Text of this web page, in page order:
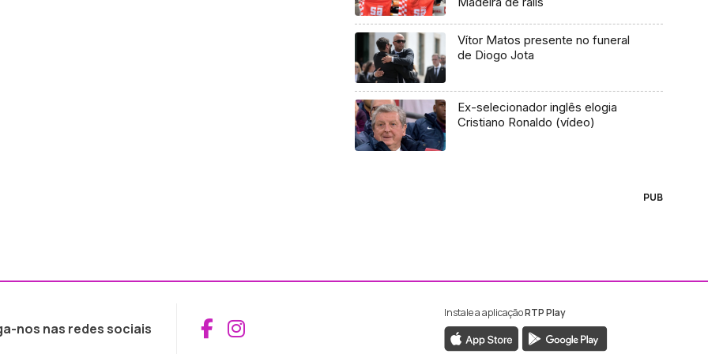
Vítor Matos presente no funeral
de Diogo Jota
Ex-selecionador inglês elogia
Cristiano Ronaldo (vídeo)
PUB
nos nas redes sociais Aceder ao Facebook da RTP Madeira
Aceder ao Instagram da RTP Madeira
Instale a aplicaçãoRTP Play